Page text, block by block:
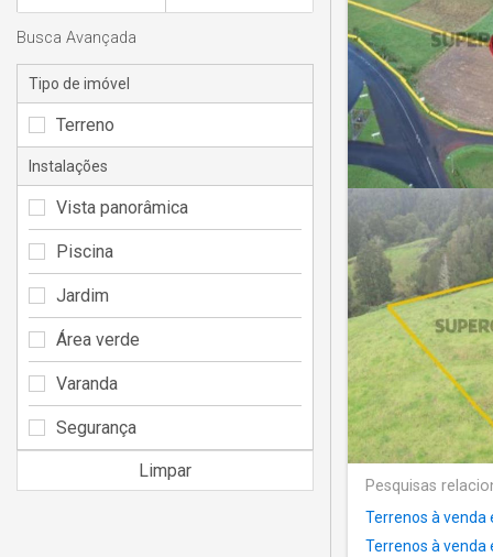
Pesquisas
Terrenos à venda
Terrenos à venda
Busca Avançada
Tipo de imóvel
Terreno
Instalações
Vista panorâmica
Piscina
Jardim
Área verde
Varanda
Segurança
Limpar